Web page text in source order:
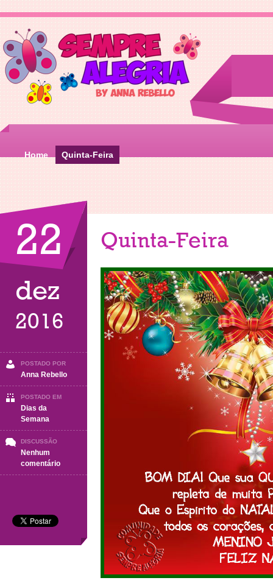
Home Quinta-Feira
22
dez
2016
POSTADO POR
Anna Rebello
POSTADO EM
Dias da
Semana
DISCUSSÃO
Nenhum
comentárioem
Quinta-
Quinta-Feira